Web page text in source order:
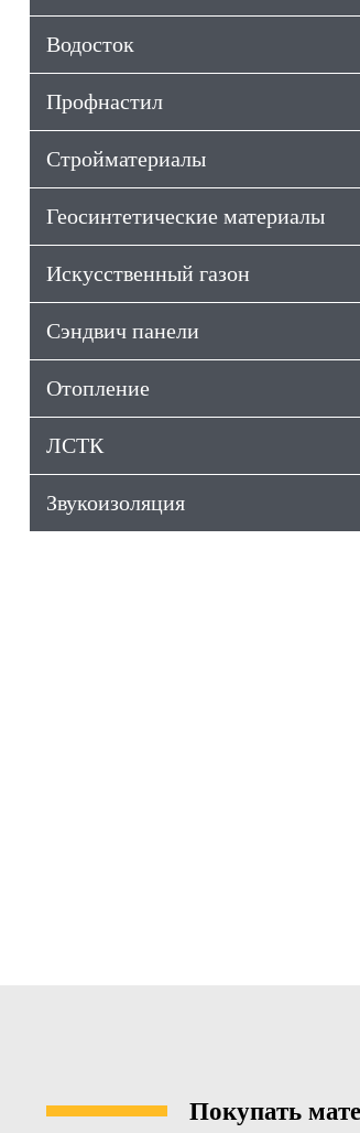
Водосток
Профнастил
Стройматериалы
Геосинтетические материалы
Искусственный газон
Сэндвич панели
Отопление
ЛСТК
Звукоизоляция
Покупать